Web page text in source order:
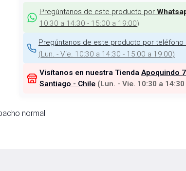
Pregúntanos de este producto por
10:30 a 14:30 - 15:00 a 19:00)
Pregúntanos de este producto por teléfono
(Lun. - Vie. 10:30 a 14:30 - 15:00 a 19:00)
Visítanos en nuestra Tienda Apoquindo
Santiago - Chile (Lun. - Vie. 10:30 a
normal